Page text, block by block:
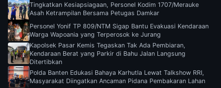
Tingkatkan Kesiapsiagaan, Personel Kodim 1707/Merauke
Asah Ketrampilan Bersama Petugas Damkar
Personel Yonif TP 809/NTM Sigap Bantu Evakuasi Kendaraan
Warga Wapoania yang Terperosok ke Jurang
Kapolsek Pasar Kemis Tegaskan Tak Ada Pembiaran,
Kendaraan Berat yang Parkir di Bahu Jalan Langsung
Ditertibkan
Polda Banten Edukasi Bahaya Karhutla Lewat Talkshow RRI,
Masyarakat Diingatkan Ancaman Pidana Pembakaran Lahan